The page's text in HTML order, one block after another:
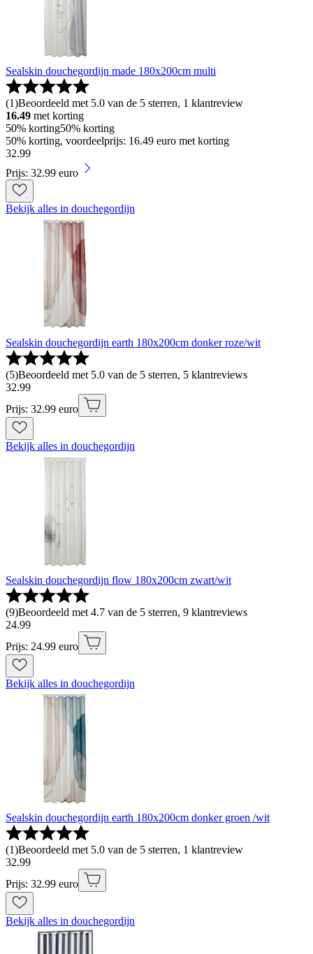
Sealskin douchegordijn made 180x200cm multi
(1)Beoordeeld met 5.0 van de 5 sterren, 1 klantreview
16.49 met korting
50% korting50% korting
50% korting, voordeelprijs: 16.49 euro met korting
32.99
Prijs: 32.99 euro
Bekijk alles in douchegordijn
Sealskin douchegordijn earth 180x200cm donker roze/wit
(5)Beoordeeld met 5.0 van de 5 sterren, 5 klantreviews
32.99
Prijs: 32.99 euro
Bekijk alles in douchegordijn
Sealskin douchegordijn flow 180x200cm zwart/wit
(9)Beoordeeld met 4.7 van de 5 sterren, 9 klantreviews
24.99
Prijs: 24.99 euro
Bekijk alles in douchegordijn
Sealskin douchegordijn earth 180x200cm donker groen /wit
(1)Beoordeeld met 5.0 van de 5 sterren, 1 klantreview
32.99
Prijs: 32.99 euro
Bekijk alles in douchegordijn